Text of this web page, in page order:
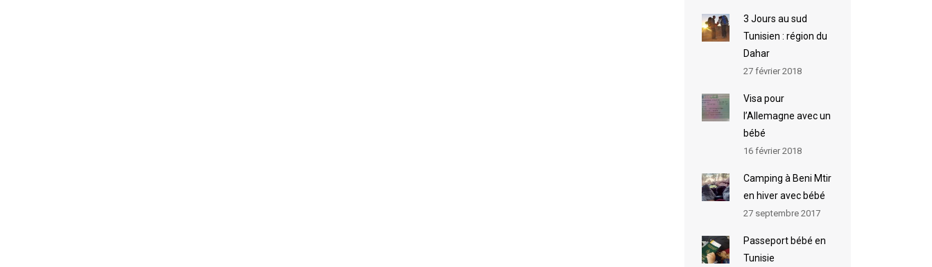
3 Jours au sud
Tunisien : région du
Dahar
27 février 2018
Visa pour
l’Allemagne avec un
bébé
16 février 2018
Camping à Beni Mtir
en hiver avec bébé
27 septembre 2017
Passeport bébé en
Tunisie